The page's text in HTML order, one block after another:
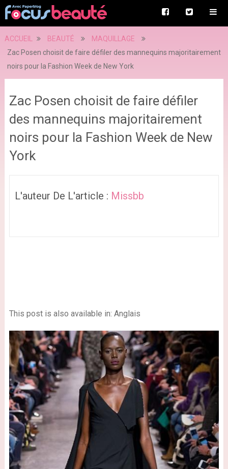
ACCUEIL BEAUTÉ
MAQUILLAGE
Zac Posen choisit de faire défiler des mannequins majoritairement
noirs pour la Fashion Week de New York
Zac Posen choisit de faire défiler
des mannequins majoritairement
noirs pour la Fashion Week de New
York
L'auteur De L'article : Missbb
This post is also available in: Anglais